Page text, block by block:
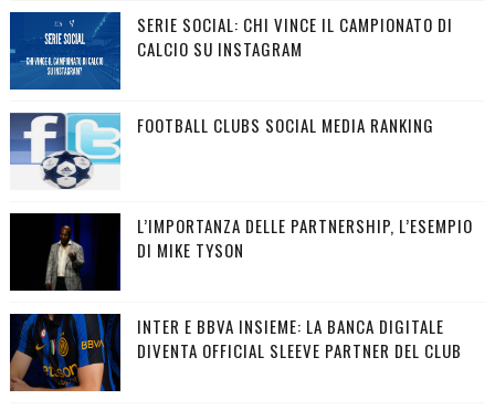
SERIE SOCIAL: CHI VINCE IL CAMPIONATO DI
CALCIO SU INSTAGRAM
FOOTBALL CLUBS SOCIAL MEDIA RANKING
L’IMPORTANZA DELLE PARTNERSHIP, L’ESEMPIO
DI MIKE TYSON
INTER E BBVA INSIEME: LA BANCA DIGITALE
DIVENTA OFFICIAL SLEEVE PARTNER DEL CLUB